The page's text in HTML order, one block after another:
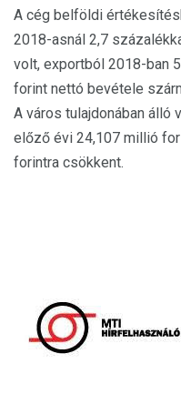
A cég belföldi
2018-asnál 2,7
volt, exportból 2018-ban
forint nettó bevétele
A város tulajdonában álló
előző évi 24,107 millió
forintra csökkent.